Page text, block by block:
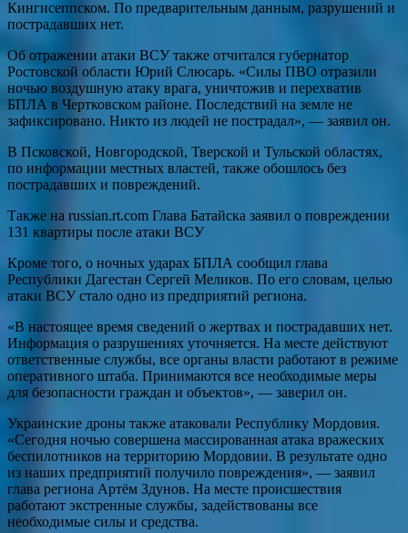
Кингисеппском. По предварительным данным, разрушений и
пострадавших нет.
Об отражении атаки ВСУ также отчитался губернатор
Ростовской области Юрий Слюсарь. «Силы ПВО отразили
ночью воздушную атаку врага, уничтожив и перехватив
БПЛА в Чертковском районе. Последствий на земле не
зафиксировано. Никто из людей не пострадал», — заявил он.
В Псковской, Новгородской, Тверской и Тульской областях,
по информации местных властей, также обошлось без
пострадавших и повреждений.
Также на russian.rt.com Глава Батайска заявил о повреждении
131 квартиры после атаки ВСУ
Кроме того, о ночных ударах БПЛА сообщил глава
Республики Дагестан Сергей Меликов. По его словам, целью
атаки ВСУ стало одно из предприятий региона.
«В настоящее время сведений о жертвах и пострадавших нет.
Информация о разрушениях уточняется. На месте действуют
ответственные службы, все органы власти работают в режиме
оперативного штаба. Принимаются все необходимые меры
для безопасности граждан и объектов», — заверил он.
Украинские дроны также атаковали Республику Мордовия.
«Сегодня ночью совершена массированная атака вражеских
беспилотников на территорию Мордовии. В результате одно
из наших предприятий получило повреждения», — заявил
глава региона Артём Здунов. На месте происшествия
работают экстренные службы, задействованы все
необходимые силы и средства.